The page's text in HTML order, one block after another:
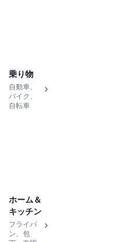
乗り物
自動車、
バイク、
自転車
ホーム＆
キッチン
フライパ
ン、包